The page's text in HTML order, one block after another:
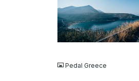
JPG
Pedal Greece